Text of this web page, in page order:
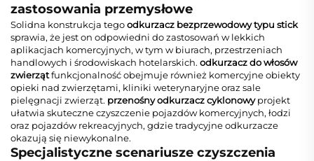
zastosowania przemysłowe
Solidna konstrukcja tegoodkurzacz bezprzewodowy typu stick
sprawia, że jest on odpowiedni do zastosowań w lekkich
aplikacjach komercyjnych, w tym w biurach, przestrzeniach
handlowych i środowiskach hotelarskich. odkurzacz do włosów
zwierzątfunkcjonalność obejmuje również komercyjne obiekty
opieki nad zwierzętami, kliniki weterynaryjne oraz sale
pielęgnacji zwierząt. przenośny odkurzacz cyklonowyprojekt
ułatwia skuteczne czyszczenie pojazdów komercyjnych, łodzi
oraz pojazdów rekreacyjnych, gdzie tradycyjne odkurzacze
okazują się niewykonalne.
Specjalistyczne scenariusze czyszczenia